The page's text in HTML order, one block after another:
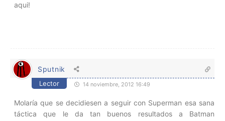
aqui!
Sputnik
Lector 14 noviembre, 2012 16:49
Molaría que se decidiesen a seguir con Superman esa sana
táctica que le da tan buenos resultados a Batman